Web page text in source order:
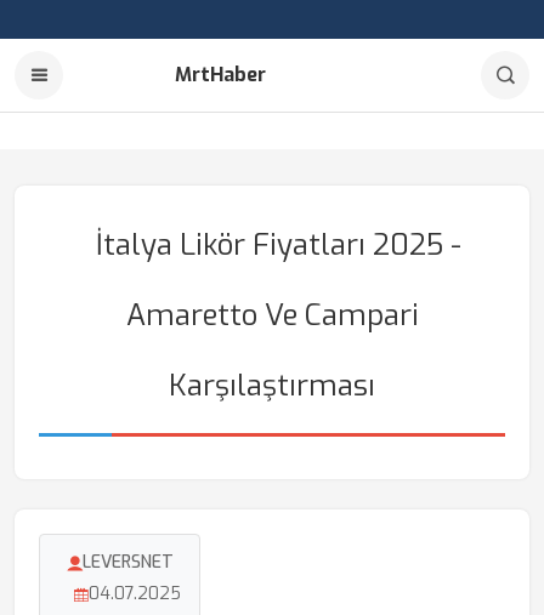
MrtHaber
İtalya Likör Fiyatları 2025 -
Amaretto Ve Campari
Karşılaştırması
LEVERSNET
04.07.2025